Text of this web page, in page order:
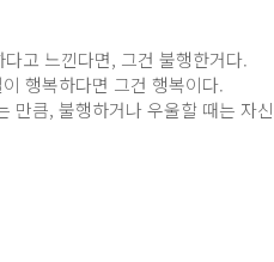
고 느낀다면, 그건 불행한거다.
행복하다면 그건 행복이다.
만큼, 불행하거나 우울할 때는 자